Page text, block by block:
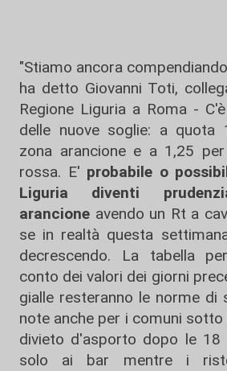
"Stiamo ancora
ha detto Giovanni Toti,
Regione Liguria a Roma -
delle nuove soglie: a quota
zona arancione e a 1,25
rossa. E' probabile o
Liguria diventi
arancione avendo un Rt a
se in realtà questa
decrescendo. La tabella
conto dei valori dei giorni
gialle resteranno le norme di
note anche per i comuni
divieto d'asporto dopo le 18
solo ai bar mentre i